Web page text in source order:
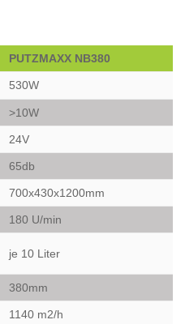
PUTZMAXX NB380
530W
>10W
24V
65db
700x430x1200mm
180 U/min
je 10 Liter
380mm
1140 m2/h